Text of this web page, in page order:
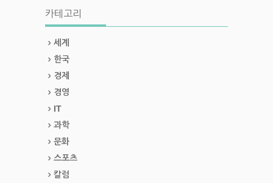
카테고리
세계
한국
경제
경영
IT
과학
문화
스포츠
칼럼